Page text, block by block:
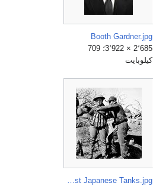
Booth Gardner.jpg
2٬685 × 3٬922؛ 709
كيلوبايت
Chinese infantry soldier preparing a suicide vest of Model 24 hand grenades at the Battle of Taierzhuang against Japanese Tanks.jpg